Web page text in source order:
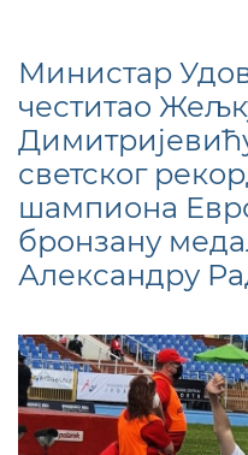
Министар
честитао
светског
шампиона
бронзану
Александру